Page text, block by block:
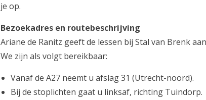
je op.
Bezoekadres en routebeschrijving
Ariane de Ranitz geeft de lessen bij Stal van Brenk
We zijn als volgt bereikbaar:
Vanaf de A27 neemt u afslag 31 (Utrecht-noord).
Bij de stoplichten gaat u linksaf, richting Tuindorp.